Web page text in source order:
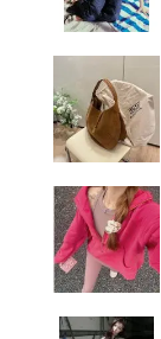
€13.67
控油改善痘印去闭口粉刺
Parfumdreams